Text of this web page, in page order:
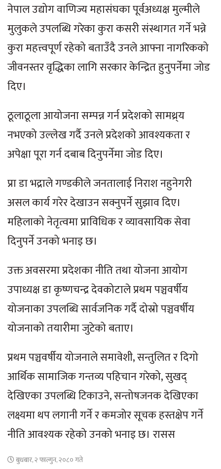
नेपाल उद्योग वाणिज्य महासंघका पूर्वअध्यक्ष मुल्मीले
मुलुकले उपलब्धि गरेका कुरा कसरी संस्थागत गर्ने भन्ने
कुरा महत्त्वपूर्ण रहेको बताउँदै उनले आफ्ना नागरिकको
जीवनस्तर वृद्धिका लागि सरकार केन्द्रित हुनुपर्नेमा जोड
दिए।
ठूलाठूला आयोजना सम्पन्न गर्न प्रदेशको सामथ्र्य
नभएको उल्लेख गर्दै उनले प्रदेशको आवश्यकता र
अपेक्षा पूरा गर्न दबाब दिनुपर्नेमा जोड दिए।
प्रा डा भद्राले गण्डकीले जनतालाई निराश नहुनेगरी
असल कार्य गरेर देखाउन सक्नुपर्ने सुझाव दिए।
महिलाको नेतृत्वमा प्राविधिक र व्यावसायिक सेवा
दिनुपर्ने उनको भनाइ छ।
उक्त अवसरमा प्रदेशका नीति तथा योजना आयोग
उपाध्यक्ष डा कृष्णचन्द्र देवकोटाले प्रथम पञ्चवर्षीय
योजनाका उपलब्धि सार्वजनिक गर्दै दोस्रो पञ्चवर्षीय
योजनाको तयारीमा जुटेको बताए।
प्रथम पञ्चवर्षीय योजनाले समावेशी, सन्तुलित र दिगो
आर्थिक सामाजिक गन्तव्य पहिचान गरेको, सुखद्
देखिएका उपलब्धि टिकाउने, सन्तोषजनक देखिएका
लक्ष्यमा थप लगानी गर्ने र कमजोर सूचक हस्तक्षेप गर्ने
नीति आवश्यक रहेको उनको भनाइ छ। रासस
बुधबार, २ फाल्गुन, २०८० गते